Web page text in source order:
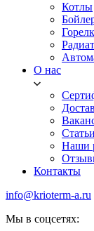
Котлы
О нас
Статьи
Наши
Контакты
info@krioterm-a.ru
Мы в соцсетях: